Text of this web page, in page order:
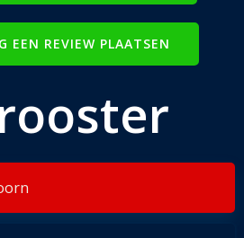
EEN REVIEW PLAATSEN